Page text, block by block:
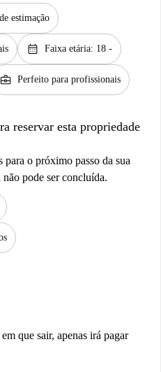
estimação
calendar_month Faixa etária: 18 -
business_center Perfeito para profissionais
reservar esta propriedade
para o próximo passo da sua
não pode ser concluída.
que sair, apenas irá pagar